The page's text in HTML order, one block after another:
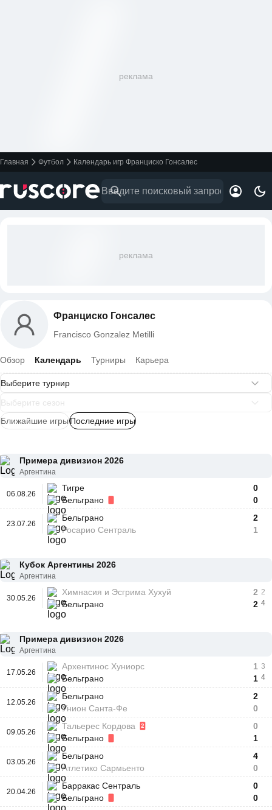
реклама
Главная Футбол Календарь игр Франциско Гонсалес
реклама
Франциско Гонсалес
Francisco Gonzalez Metilli
Обзор Календарь Турниры Карьера
Ближайшие игрыПоследние игры
Примера дивизион 2026
Аргентина
06.08.26
Тигре
Бельграно
0
0
23.07.26
Бельграно
Росарио Сентраль
2
1
Кубок Аргентины 2026
Аргентина
30.05.26
Химнасия и Эсгрима Хухуй
Бельграно
2
2
2
4
Примера дивизион 2026
Аргентина
17.05.26
Архентинос Хуниорс
Бельграно
1
1
3
4
12.05.26
Бельграно
Унион Санта-Фе
2
0
09.05.26
Тальерес Кордова 2
Бельграно
0
1
03.05.26
Бельграно
Атлетико Сармьенто
4
0
20.04.26
Барракас Сентраль
Бельграно
0
0